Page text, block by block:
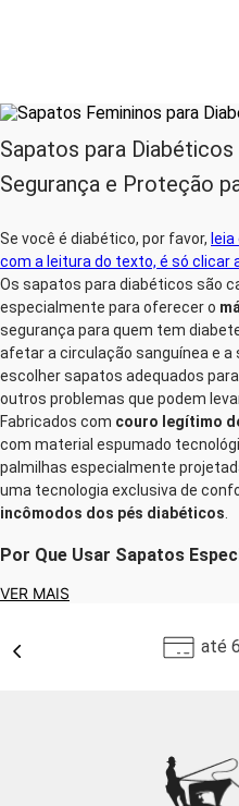
Sapatos para
Segurança e Proteção
Se você é diabético, por favor,
com a leitura do texto, é só clicar
Os sapatos para diabéticos são
especialmente para oferecer o
segurança para quem tem
afetar a circulação sanguínea e a
escolher sapatos adequados
outros problemas que podem
Fabricados com couro legítimo
com material espumado
palmilhas especialmente
uma tecnologia exclusiva de
incômodos dos pés diabéticos
Por Que Usar Sapatos
Pessoas com diabetes precisam
pois ela pode reduzir a
não tratados corretamente,
com feridas causadas pela
pois modelos apertados, ou com
VER MAIS
até